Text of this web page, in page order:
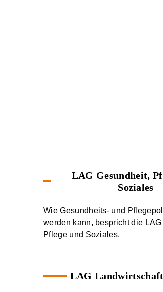
LAG Gesundheit,
Soziales
Wie Gesundheits- und
werden kann, bespricht die
Pflege und Soziales.
LAG